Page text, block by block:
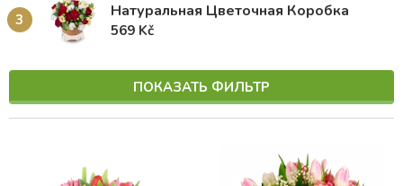
3 Натуральная Цветочная Коробка
569 Kč
ПОКАЗАТЬ ФИЛЬТР